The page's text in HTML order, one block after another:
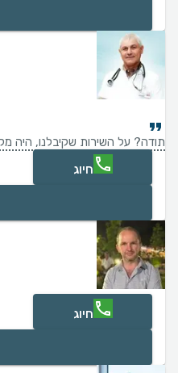
תודה? על השירות שקיבלנו, היה
חיוג
חיוג